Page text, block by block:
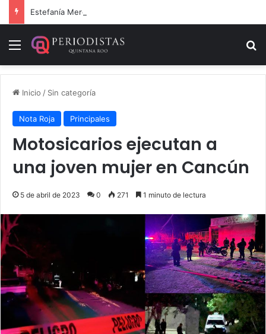
Menú
Inicio / Sin categoría
Nota Roja Principales
Motosicarios ejecutan a
una joven mujer en Cancún
5 de abril de 2023 0 271 1 minuto de lectura